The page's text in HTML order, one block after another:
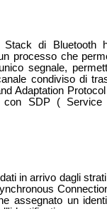
Stack di
processo che
segnale,
condiviso di
Adaptation
con SDP (
in arrivo dagli
assegnato un